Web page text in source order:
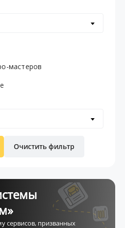
мастеров
Очистить фильтр
сервисов, призванных